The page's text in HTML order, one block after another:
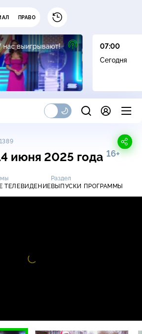
ПРАВО
нас выигрывают!
12+
07:00
Сегодня
июня 2025 года 16+
ТЕЛЕВИДЕНИЕ
Раздел
ВЫПУСКИ ПРОГРАММЫ
Видео
проигрыватель